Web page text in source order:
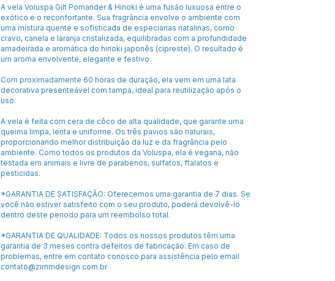
A vela Voluspa Gilt Pomander & Hinoki é uma fusão luxuosa entre o
exótico e o reconfortante. Sua fragrância envolve o ambiente com
uma mistura quente e sofisticada de especiarias natalinas, como
cravo, canela e laranja cristalizada, equilibradas com a profundidade
amadeirada e aromática do hinoki japonês (cipreste). O resultado é
um aroma envolvente, elegante e festivo.
Com proximadamente 60 horas de duração, ela vem em uma lata
decorativa presenteável com tampa, ideal para reutilização após o
uso.
A vela é feita com cera de côco de alta qualidade, que garante uma
queima limpa, lenta e uniforme. Os três pavios são naturais,
proporcionando melhor distribuição da luz e da fragrância pelo
ambiente. Como todos os produtos da Voluspa, ela é vegana, não
testada em animais e livre de parabenos, sulfatos, ftalatos e
pesticidas.
*GARANTIA DE SATISFAÇÃO: Oferecemos uma garantia de 7 dias. Se
você não estiver satisfeito com o seu produto, poderá devolvê-lo
dentro deste periodo para um reembolso total.
*GARANTIA DE QUALIDADE: Todos os nossos produtos têm uma
garantia de 3 meses contra defeitos de fabricação. Em caso de
problemas, entre em contato conosco para assistência pelo email
contato@zimmdesign.com.br